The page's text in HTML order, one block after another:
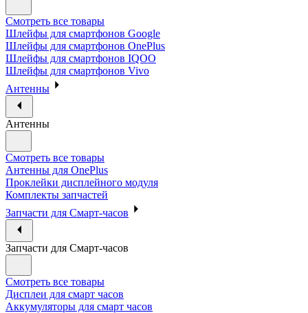
Смотреть все товары
Шлейфы для смартфонов Google
Шлейфы для смартфонов OnePlus
Шлейфы для смартфонов IQOO
Шлейфы для смартфонов Vivo
Антенны
Антенны
Смотреть все товары
Антенны для OnePlus
Проклейки дисплейного модуля
Комплекты запчастей
Запчасти для Смарт-часов
Запчасти для Смарт-часов
Смотреть все товары
Дисплеи для смарт часов
Аккумуляторы для смарт часов